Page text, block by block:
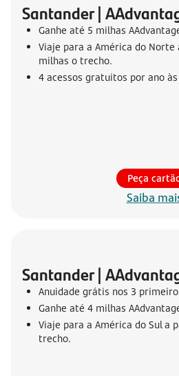
Santander |
Ganhe até 5 milhas
Viaje para a América do
milhas o trecho.
4 acessos gratuitos por ano às
Peça
Saiba
Santander |
Anuidade grátis nos 3
Ganhe até 4 milhas
Viaje para a América do Sul a
trecho.